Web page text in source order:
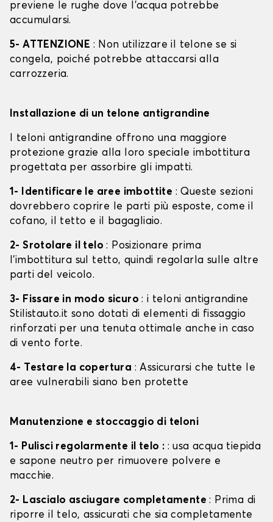
previene le rughe dove l'acqua potrebbe
accumularsi.
5- ATTENZIONE : Non utilizzare il telone se si
congela, poiché potrebbe attaccarsi alla
carrozzeria.
Installazione di un telone antigrandine
I teloni antigrandine offrono una maggiore
protezione grazie alla loro speciale imbottitura
progettata per assorbire gli impatti.
1- Identificare le aree imbottite : Queste sezioni
dovrebbero coprire le parti più esposte, come il
cofano, il tetto e il bagagliaio.
2- Srotolare il telo: Posizionare prima
l'imbottitura sul tetto, quindi regolarla sulle altre
parti del veicolo.
3- Fissare in modo sicuro: i teloni antigrandine
Stilistauto.it sono dotati di elementi di fissaggio
rinforzati per una tenuta ottimale anche in caso
di vento forte.
4- Testare la copertura : Assicurarsi che tutte le
aree vulnerabili siano ben protette
Manutenzione e stoccaggio di teloni
1- Pulisci regolarmente il telo : : usa acqua tiepida
e sapone neutro per rimuovere polvere e
macchie.
2- Lascialo asciugare completamente: Prima di
riporre il telo, assicurati che sia completamente